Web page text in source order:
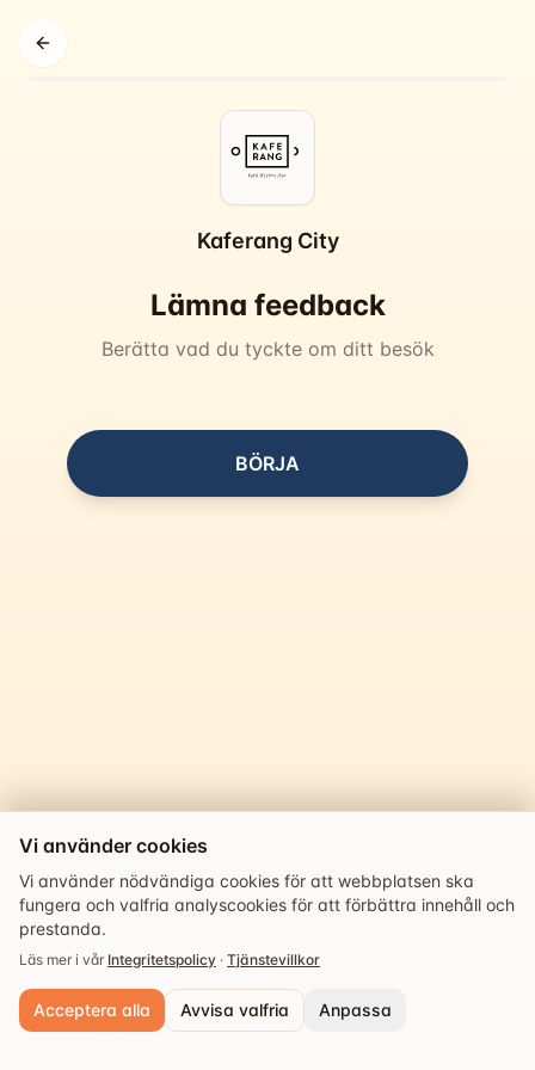
Tillbaka
Kaferang City
Lämna feedback
Berätta vad du tyckte om ditt besök
BÖRJA
Powered by
Vi använder cookies
Vi använder nödvändiga cookies för att webbplatsen ska
fungera och valfria analyscookies för att förbättra innehåll och
prestanda.
Läs mer i vår Integritetspolicy · Tjänstevillkor
Acceptera alla Avvisa valfria Anpassa